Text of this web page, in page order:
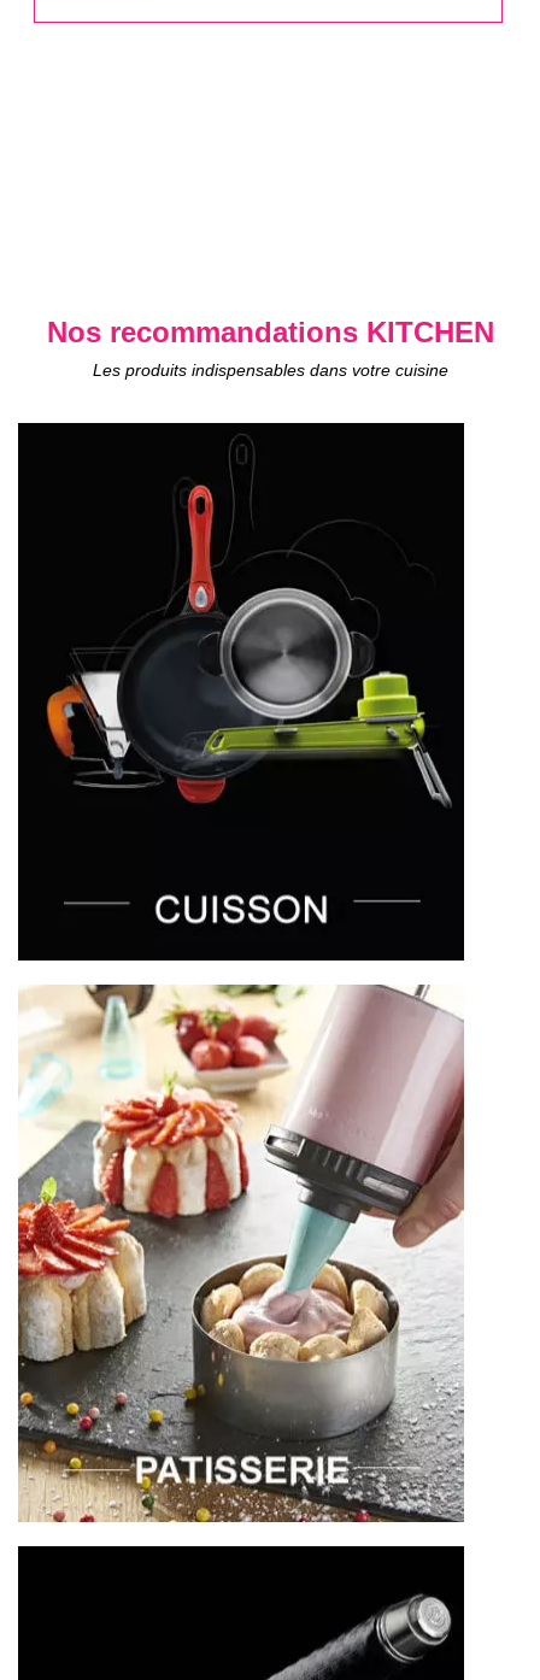
Nos recommandations KITCHEN
Les produits indispensables dans votre cuisine